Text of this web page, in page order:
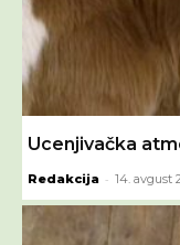
Ucenjivačka
Redakcija - 14. avgust